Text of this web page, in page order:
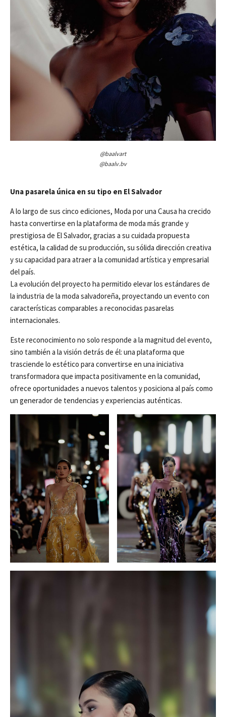
@baalvart
@baalv.bv
Una pasarela única en su tipo en El Salvador
A lo largo de sus cinco ediciones, Moda por una Causa ha crecido
hasta convertirse en la plataforma de moda más grande y
prestigiosa de El Salvador, gracias a su cuidada propuesta
estética, la calidad de su producción, su sólida dirección creativa
y su capacidad para atraer a la comunidad artística y empresarial
del país.
La evolución del proyecto ha permitido elevar los estándares de
la industria de la moda salvadoreña, proyectando un evento con
características comparables a reconocidas pasarelas
internacionales.
Este reconocimiento no solo responde a la magnitud del evento,
sino también a la visión detrás de él: una plataforma que
trasciende lo estético para convertirse en una iniciativa
transformadora que impacta positivamente en la comunidad,
ofrece oportunidades a nuevos talentos y posiciona al país como
un generador de tendencias y experiencias auténticas.